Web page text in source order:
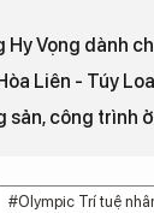
Vọng dành
Liên - Túy
sản, công trình
#Olympic Trí tuệ